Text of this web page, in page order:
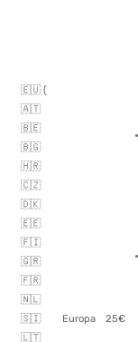
🇪🇺 (
🇦🇹
🇧🇪
🇧🇬
🇭🇷
🇨🇿
🇩🇰
🇪🇪
🇫🇮
🇬🇷
🇫🇷
🇳🇱
🇸🇮
🇱🇹
Europa 25€